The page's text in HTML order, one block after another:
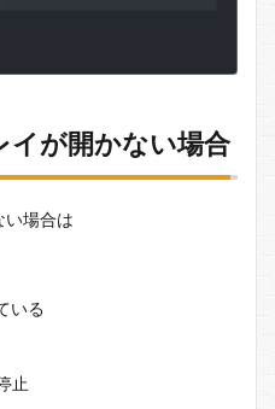
イが開かない場合
い場合は
いる
止